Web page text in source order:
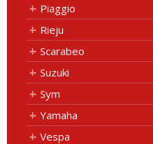
Piaggio
Rieju
Scarabeo
Suzuki
Sym
Yamaha
Vespa